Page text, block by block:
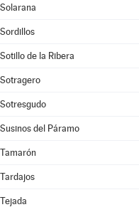
Solarana
Sordillos
Sotillo de la Ribera
Sotragero
Sotresgudo
Susinos del Páramo
Tamarón
Tardajos
Tejada